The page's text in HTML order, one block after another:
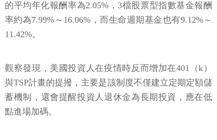
的平均年化報酬率為2.05%，3檔股票型指數基金報酬
率約為7.99%～16.06%，而生命週期基金也有9.12%～
11.42%。
觀察發現，美國投資人在疫情時反而增加在401（k）
與TSP計畫的提撥，主要是該制度不僅建立定期定額儲
蓄機制，還會提醒投資人退休金為長期投資，應在低
點進場加碼。